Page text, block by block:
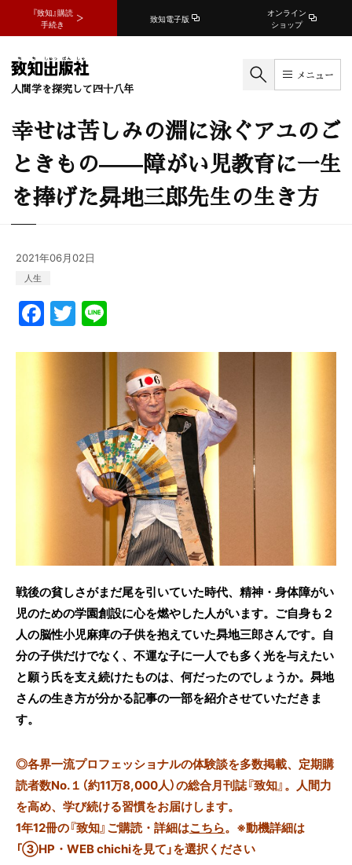
『致知』購読
手続き
致知電子版
オンライン
ショップ
人間学を探究して四十八年
メニュー
幸せは苦しみの淵に泳ぐアユのご
ときもの——障がい児教育に一生
を捧げた曻地三郎先生の生き方
2021年06月02日
人生
F
a
c
T
w
itte
戦後の貧しさがまだ尾を引いていた時代、精神・身体障がい
児のための学園創設に心を燃やした人がいます。ご自身も２
人の脳性小児麻痺の子供を抱えていた曻地三郎さんです。 自
分の子供だけでなく、不運な子に一人でも多く光を与えたい
と願う氏を支え続けたものは、何だったのでしょうか。曻地
さんの生き方が分かる記事の一部を紹介させていただきま
す。
◎各界一流プロフェッショナルの体験談を多数掲載、定期購
読者数No.１（約11万8,000人）の総合月刊誌『致知』。人間力
を高め、学び続ける習慣をお届けします。
1年12冊の『致知』ご購読・詳細はこちら。 ※動機詳細は
「③HP・WEB chichiを見て」を選択ください